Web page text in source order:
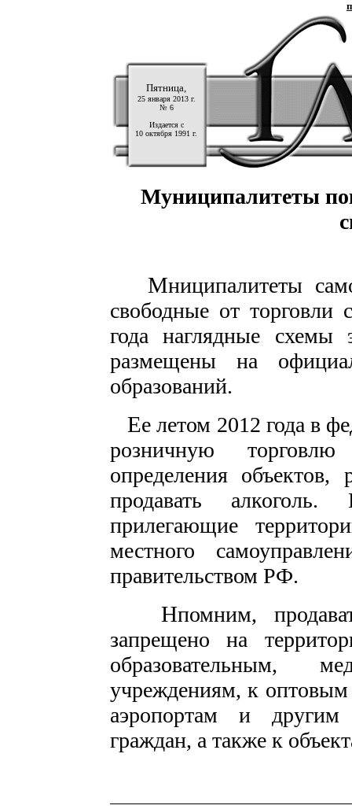
Пятница,
25 января 2013 г.
№ 6
Издается с
10 октября 1991 г.
Муниципалитеты
Мниципалитеты
свободные от
года наглядные
размещены на
образований.
Ее летом 2012 года в
розничную
определения
продавать
прилегающие
местного
правительством РФ.
Нпомним,
запрещено на
образовательным,
учреждениям, к
аэропортам и другим
граждан, а также к